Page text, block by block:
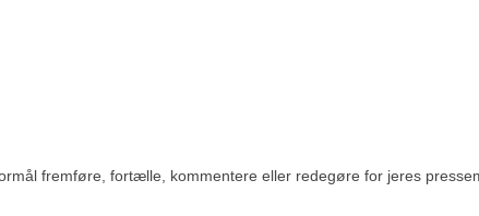
fremføre, fortælle, kommentere eller redegøre for jeres